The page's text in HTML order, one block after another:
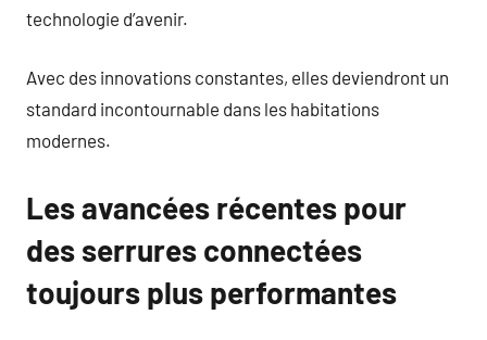
technologie d’avenir.
Avec des innovations constantes, elles deviendront un
standard incontournable dans les habitations
modernes.
Les avancées récentes pour
des serrures connectées
toujours plus performantes